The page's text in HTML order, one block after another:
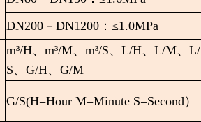
DN200－DN1200：≤1.0MPa
m³/H、m³/M、m³/S、L/H、L/M、L/
S、G/H、G/M
G/S(H=Hour M=Minute S=Second）